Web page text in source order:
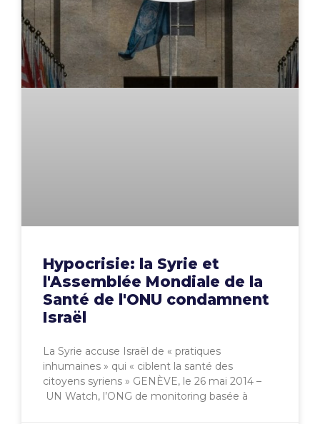
Hypocrisie: la Syrie et
l'Assemblée Mondiale de la
Santé de l'ONU condamnent
Israël
La Syrie accuse Israël de « pratiques
inhumaines » qui « ciblent la santé des
citoyens syriens » GENÈVE, le 26 mai 2014 –
UN Watch, l’ONG de monitoring basée à